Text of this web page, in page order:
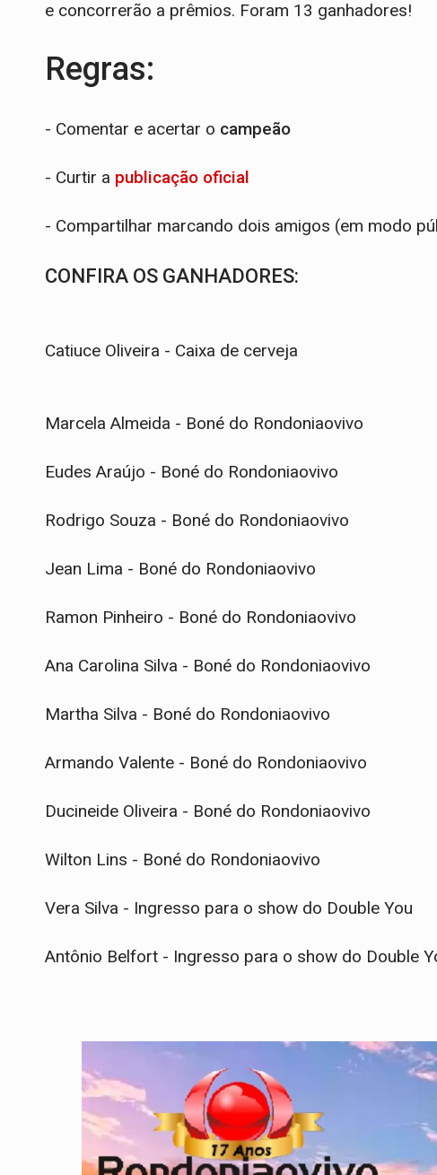
e concorrerão a prêmios. Foram 13 ganhadores!
Regras:
- Comentar e acertar o campeão
- Curtir a publicação oficial
- Compartilhar marcando dois amigos (em modo
CONFIRA OS GANHADORES:
Catiuce Oliveira - Caixa de cerveja
Marcela Almeida - Boné do Rondoniaovivo
Eudes Araújo - Boné do Rondoniaovivo
Rodrigo Souza - Boné do Rondoniaovivo
Jean Lima - Boné do Rondoniaovivo
Ramon Pinheiro - Boné do Rondoniaovivo
Ana Carolina Silva - Boné do Rondoniaovivo
Martha Silva - Boné do Rondoniaovivo
Armando Valente - Boné do Rondoniaovivo
Ducineide Oliveira - Boné do Rondoniaovivo
Wilton Lins - Boné do Rondoniaovivo
Vera Silva - Ingresso para o show do Double You
Antônio Belfort - Ingresso para o show do Double